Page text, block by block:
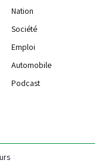
Nation
Société
Emploi
Automobile
Podcast